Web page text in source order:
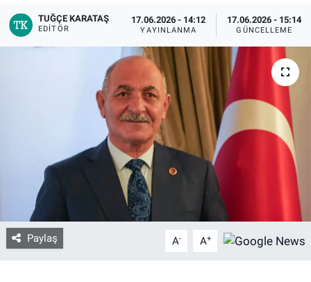
TUĞÇE KARATAŞ
EDITÖR
17.06.2026 - 14:12
YAYINLANMA
17.06.2026 - 15:14
GÜNCELLEME
Paylaş A- A+
Bize ulaşın
İletişim/Künye
Gözden Kaçmasın
İletişim (Künye)